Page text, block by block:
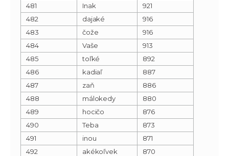
481
Inak
921
482
dajaké
916
483
čože
916
484
Vaše
913
485
toľké
892
486
kadiaľ
887
487
zaň
886
488
málokedy
880
489
hocičo
876
490
Teba
873
491
inou
871
492
akékoľvek
870